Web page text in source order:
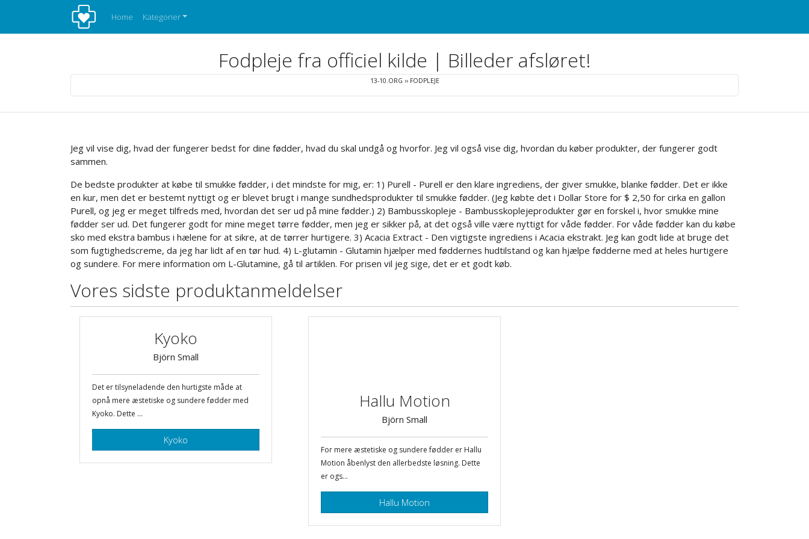
Home Kategorier
Fodpleje fra officiel kilde | Billeder afsløret!
13-10.ORG ›› FODPLEJE
Jeg vil vise dig, hvad der fungerer bedst for dine fødder, hvad du skal undgå og hvorfor. Jeg vil også vise dig, hvordan du køber produkter, der fungerer godt
sammen.
De bedste produkter at købe til smukke fødder, i det mindste for mig, er: 1) Purell - Purell er den klare ingrediens, der giver smukke, blanke fødder. Det er ikke
en kur, men det er bestemt nyttigt og er blevet brugt i mange sundhedsprodukter til smukke fødder. (Jeg købte det i Dollar Store for $ 2,50 for cirka en gallon
Purell, og jeg er meget tilfreds med, hvordan det ser ud på mine fødder.) 2) Bambusskopleje - Bambusskoplejeprodukter gør en forskel i, hvor smukke mine
fødder ser ud. Det fungerer godt for mine meget tørre fødder, men jeg er sikker på, at det også ville være nyttigt for våde fødder. For våde fødder kan du købe
sko med ekstra bambus i hælene for at sikre, at de tørrer hurtigere. 3) Acacia Extract - Den vigtigste ingrediens i Acacia ekstrakt. Jeg kan godt lide at bruge det
som fugtighedscreme, da jeg har lidt af en tør hud. 4) L-glutamin - Glutamin hjælper med føddernes hudtilstand og kan hjælpe fødderne med at heles hurtigere
og sundere. For mere information om L-Glutamine, gå til artiklen. For prisen vil jeg sige, det er et godt køb.
Vores sidste produktanmeldelser
Kyoko
Björn Small
Det er tilsyneladende den hurtigste måde at
opnå mere æstetiske og sundere fødder med
Kyoko. Dette ...
Kyoko
Hallu Motion
Björn Small
For mere æstetiske og sundere fødder er Hallu
Motion åbenlyst den allerbedste løsning. Dette
er ogs...
Hallu Motion